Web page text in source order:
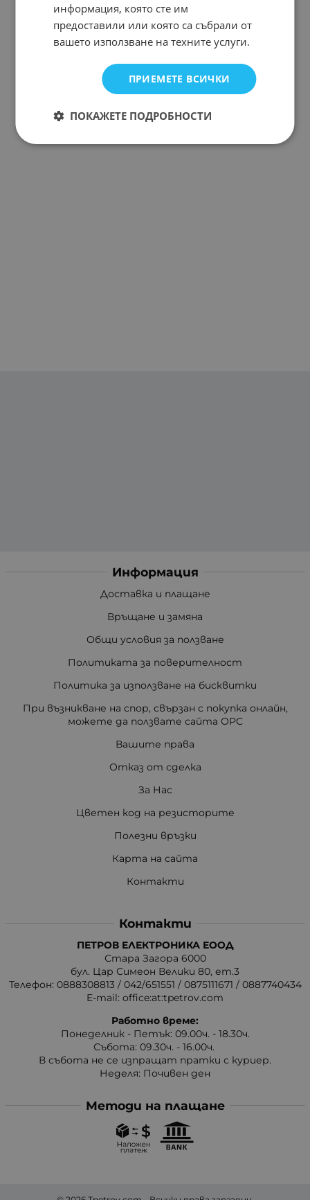
Информация
Доставка и плащане
Връщане и замяна
Общи условия за ползване
Политиката за поверителност
Политика за използване на бисквитки
При възникване на спор, свързан с покупка онлайн,
можете да ползвате сайта ОРС
Вашите права
Отказ от сделка
За Нас
Цветен код на резисторите
Полезни връзки
Карта на сайта
Контакти
Контакти
ПЕТРОВ ЕЛЕКТРОНИКА ЕООД
Стара Загора 6000
бул. Цар Симеон Велики 80, ет.3
Телефон: 0888308813 / 042/651551 / 0875111671 / 0887740434
E-mail: office:at:tpetrov.com
Работно време:
Понеделник - Петък: 09.00ч. - 18.30ч.
Събота: 09.30ч. - 16.00ч.
В събота не се изпращат пратки с куриер.
Неделя: Почивен ден
Методи на плащане
информация, която сте им
предоставили или която са събрали от
вашето използване на техните услуги.
ПРИЕМЕТЕ ВСИЧКИ
ПОКАЖЕТЕ ПОДРОБНОСТИ